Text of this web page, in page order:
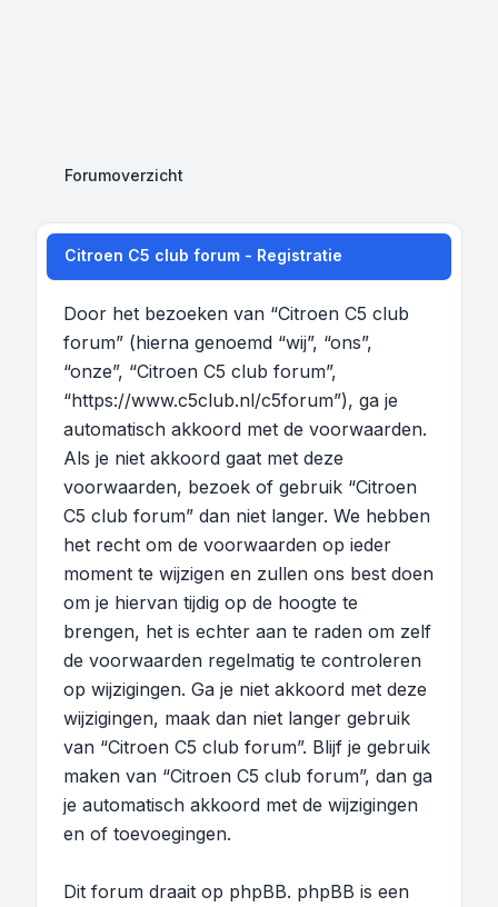
Forumoverzicht
Citroen C5 club forum - Registratie
Door het bezoeken van “Citroen C5 club
forum” (hierna genoemd “wij”, “ons”,
“onze”, “Citroen C5 club forum”,
“https://www.c5club.nl/c5forum”), ga je
automatisch akkoord met de voorwaarden.
Als je niet akkoord gaat met deze
voorwaarden, bezoek of gebruik “Citroen
C5 club forum” dan niet langer. We hebben
het recht om de voorwaarden op ieder
moment te wijzigen en zullen ons best doen
om je hiervan tijdig op de hoogte te
brengen, het is echter aan te raden om zelf
de voorwaarden regelmatig te controleren
op wijzigingen. Ga je niet akkoord met deze
wijzigingen, maak dan niet langer gebruik
van “Citroen C5 club forum”. Blijf je gebruik
maken van “Citroen C5 club forum”, dan ga
je automatisch akkoord met de wijzigingen
en of toevoegingen.
Dit forum draait op phpBB. phpBB is een